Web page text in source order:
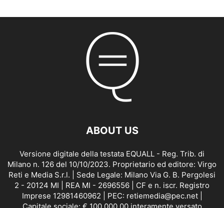
ABOUT US
Versione digitale della testata EQUALL - Reg. Trib. di
Milano n. 126 del 10/10/2023. Proprietario ed editore: Virgo
Reti e Media S.r.l. | Sede Legale: Milano Via G. B. Pergolesi
2 - 20124 MI | REA MI - 2696556 | CF e n. iscr. Registro
Imprese 12981460962 | PEC: retiemedia@pec.net |